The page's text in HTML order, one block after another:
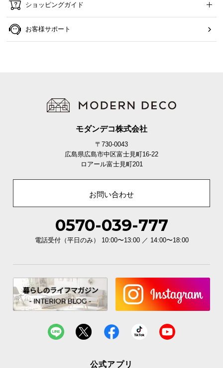
ショッピングガイド
お客様サポート
モダンデコ株式会社
〒730-0043
広島県広島市中区富士見町16-22
ロアール富士見町201
お問い合わせ
0570-039-777
電話受付（平日のみ） 10:00〜13:00 ／ 14:00〜18:00
公式アプリ